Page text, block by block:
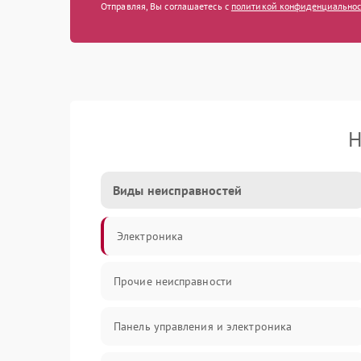
Отправляя, Вы соглашаетесь с политикой
Виды неисправностей
Электроника
Прочие неисправности
Панель управления и электроника